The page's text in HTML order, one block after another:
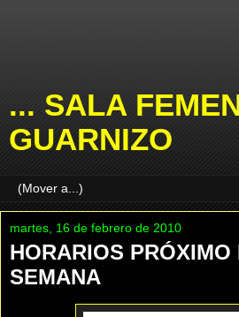
... SALA
GUARNIZO
martes, 16 de febrero de 2010
HORARIOS PRÓXIMO
SEMANA